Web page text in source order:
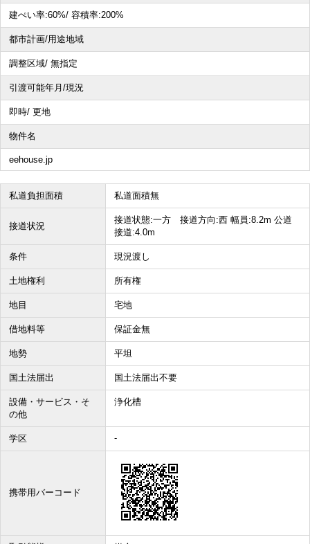
通勤・通学時間から探す(買う)
収益物件
その他、こだわり条件で探す
建ぺい率:60%/ 容積率:200%
都市計画/用途地域
調整区域/ 無指定
引渡可能年月/現況
即時/ 更地
物件名
eehouse.jp
私道負担面積 私道面積無
接道状況
接道状態:一方 接道方向:西 幅員:8.2m 公道
接道:4.0m
条件 現況渡し
土地権利 所有権
地目 宅地
借地料等 保証金無
地勢 平坦
国土法届出 国土法届出不要
設備・サービス・そ
の他
浄化槽
学区 -
携帯用バーコード